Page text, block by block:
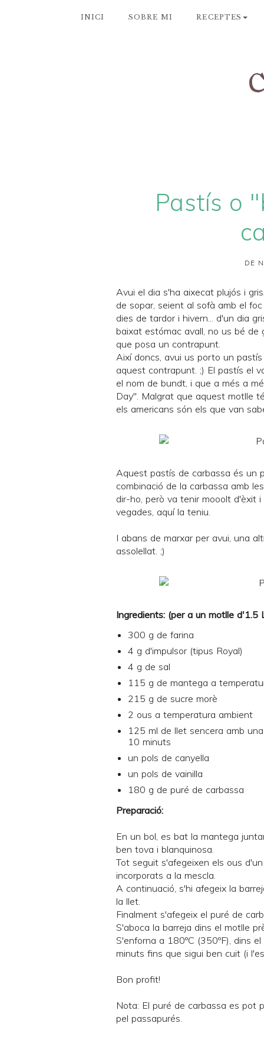
INICI SOBRE MI RECEPTES
Pastís o
DE
Avui el dia s'ha aixecat plujós i
de sopar, seient al sofà amb el
dies de tardor i hivern... d'un dia
baixat estómac avall, no us bé de
que posa un contrapunt.
Així doncs, avui us porto un
aquest contrapunt. ;) El pastís el
el nom de bundt, i que a més a
Day". Malgrat que aquest motlle
els americans són els que van
Aquest pastís de carbassa és un
combinació de la carbassa amb
dir-ho, però va tenir mooolt d'èxit
vegades, aquí la teniu.
I abans de marxar per avui, una
assolellat. ;)
Ingredients: (per a un motlle
300 g de farina
4 g d'impulsor (tipus Royal)
4 g de sal
115 g de mantega a
215 g de sucre morè
2 ous a temperatura ambient
125 ml de llet sencera amb
10 minuts
un pols de canyella
un pols de vainilla
180 g de puré de carbassa
Preparació:
En un bol, es bat la mantega
ben tova i blanquinosa.
Tot seguit s'afegeixen els ous
incorporats a la mescla.
A continuació, s'hi afegeix la
la llet.
Finalment s'afegeix el puré de
S'aboca la barreja dins el motlle
S'enforna a 180ºC (350ºF), dins
minuts fins que sigui ben cuit (i
Bon profit!
Nota: El puré de carbassa es pot
pel passapurés.